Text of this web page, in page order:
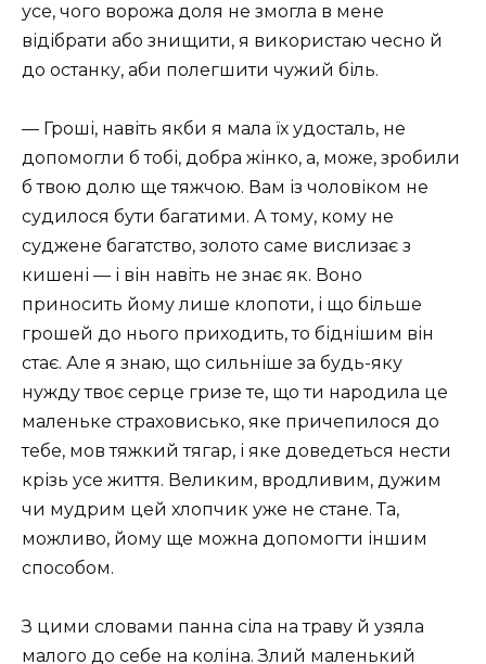
усе, чого ворожа доля не змогла в мене
відібрати або знищити, я використаю чесно й
до останку, аби полегшити чужий біль.
— Гроші, навіть якби я мала їх удосталь, не
допомогли б тобі, добра жінко, а, може, зробили
б твою долю ще тяжчою. Вам із чоловіком не
судилося бути багатими. А тому, кому не
суджене багатство, золото саме вислизає з
кишені — і він навіть не знає як. Воно
приносить йому лише клопоти, і що більше
грошей до нього приходить, то біднішим він
стає. Але я знаю, що сильніше за будь-яку
нужду твоє серце гризе те, що ти народила це
маленьке страховисько, яке причепилося до
тебе, мов тяжкий тягар, і яке доведеться нести
крізь усе життя. Великим, вродливим, дужим
чи мудрим цей хлопчик уже не стане. Та,
можливо, йому ще можна допомогти іншим
способом.
З цими словами панна сіла на траву й узяла
малого до себе на коліна. Злий маленький